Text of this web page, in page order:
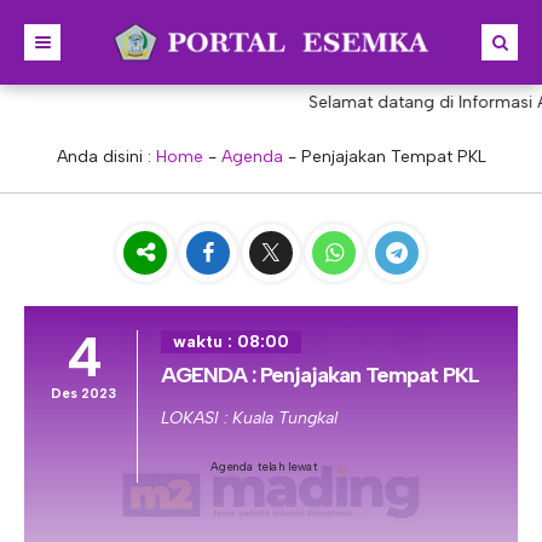
BERITA
PROFIL
STRUKTUR
KEPALA SEKOLAH
Tupoksi Kepala Sekolah
WAKIL KEPALASEKOLAH
Tupoksi Wakil Bidang Kurikulum
Tupoksi Wakil Bidang Humas
Tupoksi Guru
TATA USAHA
AKREDITASI
PROGRAM SEKOLAH
KONSENTRASI KEAHLIAN
MANAJEMEN PERKANTORAN
BISNIS DIGITAL
DESAIN KOMUNIKASI VISUAL
DESAIN PRODUKSI BUSANA
PORTAL
E-LEARNING
Selamat datang di Informasi
Anda disini : Home - Agenda - Penjajakan Tempat PKL
4
Des 2023
waktu : 08:00
AGENDA : Penjajakan Tempat PKL
LOKASI : Kuala Tungkal
Agenda telah lewat